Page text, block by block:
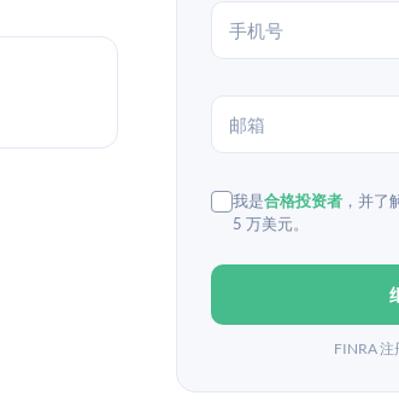
我是合格投资者 ，并
5 万美元。
FINRA